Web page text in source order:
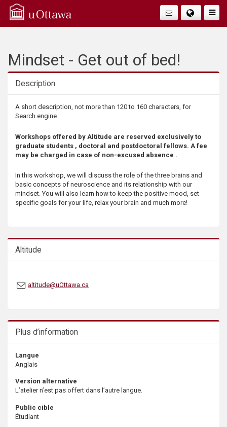
Q
Faire
Mindset - Get out of bed!
Description
Description
A short description, not more than 120 to 160 characters, for
Search engine
Workshops offered by Altitude are reserved exclusively to
graduate students , doctoral and postdoctoral fellows. A fee
may be charged in case of non-excused absence .
In this workshop, we will discuss the role of the three brains and
basic concepts of neuroscience and its relationship with our
mindset. You will also learn how to keep the positive mood, set
specific goals for your life, relax your brain and much more!
Altitude
altitude@uOttawa.ca
Plus d’information
Langue
Anglais
Version alternative
L’atelier n’est pas offert dans l’autre langue.
Public cible
Étudiant